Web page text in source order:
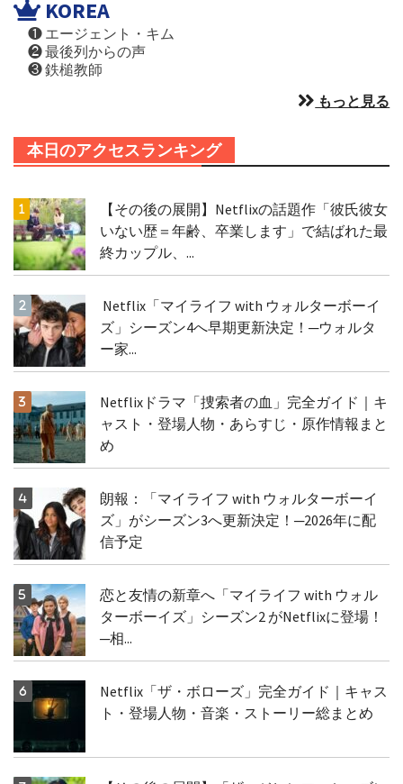
KOREA
❶ エージェント・キム
❷ 最後列からの声
❸ 鉄槌教師
もっと見る
本日のアクセスランキング
【その後の展開】Netflixの話題作「彼氏彼女
いない歴＝年齢、卒業します」で結ばれた最
終カップル、...
Netflix「マイライフ with ウォルターボーイ
ズ」シーズン4へ早期更新決定！─ウォルタ
ー家...
Netflixドラマ「捜索者の血」完全ガイド｜キ
ャスト・登場人物・あらすじ・原作情報まと
め
朗報：「マイライフ with ウォルターボーイ
ズ」がシーズン3へ更新決定！─2026年に配
信予定
恋と友情の新章へ「マイライフ with ウォル
ターボーイズ」シーズン2 がNetflixに登場！
─相...
Netflix「ザ・ボローズ」完全ガイド｜キャス
ト・登場人物・音楽・ストーリー総まとめ